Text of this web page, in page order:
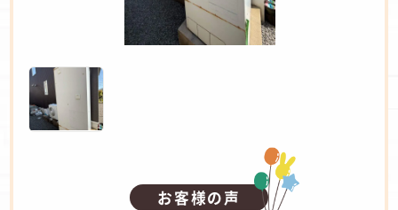
お客様の声